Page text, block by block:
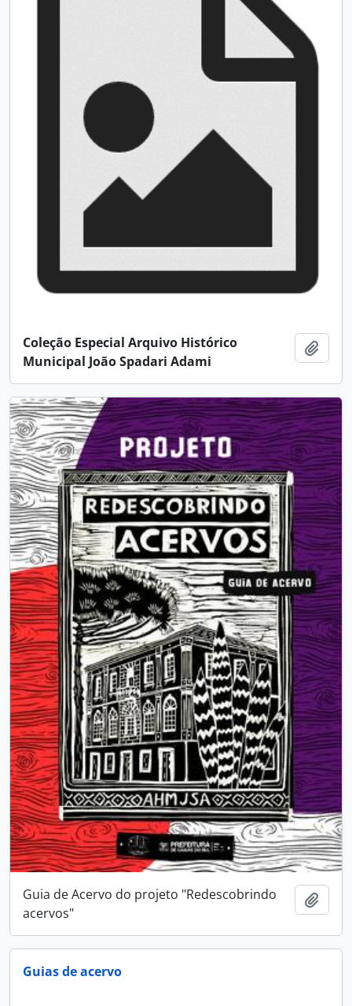
Coleção Especial Arquivo Histórico
Municipal João Spadari Adami
Guia de Acervo do projeto "Redescobrindo
acervos"
Guias de acervo